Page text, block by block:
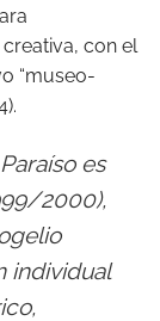
con el
“museo-
es
2000),
individual